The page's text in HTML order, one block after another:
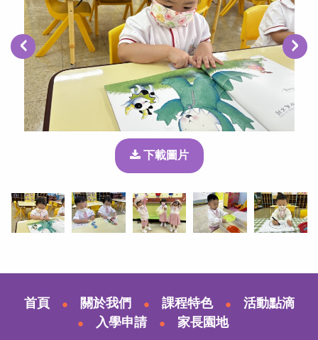
下載圖片
‹ ›
首頁 關於我們 課程特色
活動點滴
入學申請
家長園地